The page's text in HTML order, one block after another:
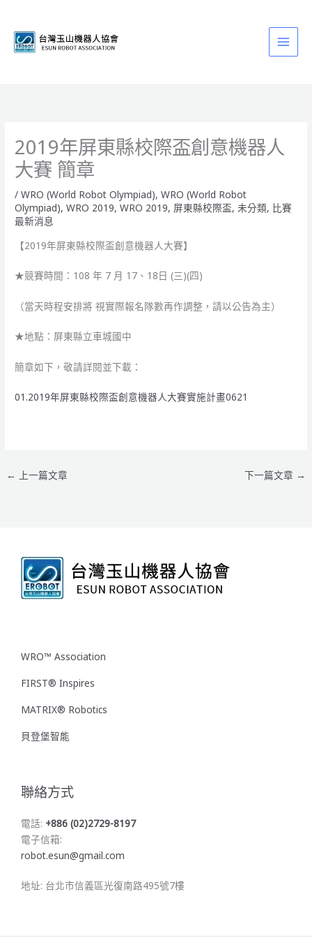
2019年屏東縣校際盃創意機器人
大賽 簡章
/WRO (World Robot Olympiad),WRO (World Robot
Olympiad),WRO 2019,WRO 2019, 屏東縣校際盃,未分類, 比賽
最新消息
【2019年屏東縣校際盃創意機器人大賽】
★競賽時間：108 年 7 月 17、18日 (三)(四)
（當天時程安排將 視實際報名隊數再作調整，請以公告為主）
★地點：屏東縣立車城國中
簡章如下，敬請詳閱並下載：
01.2019年屏東縣校際盃創意機器人大賽實施計畫0621
← 上一篇文章 下一篇文章 →
WRO™ Association
FIRST® Inspires
MATRIX® Robotics
貝登堡智能
聯絡方式
電話: +886 (02)2729-8197
電子信箱:
robot.esun@gmail.com
地址: 台北市信義區光復南路495號7樓